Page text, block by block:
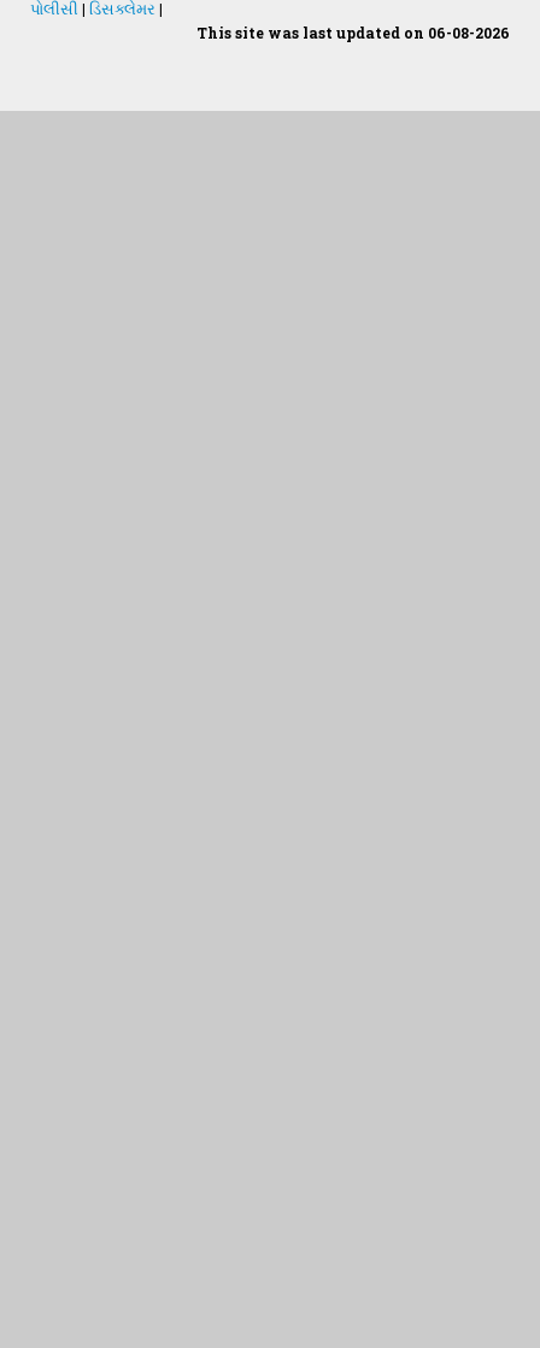
પોલીસી | ડિસક્લેમર |
This site was last updated on 06-08-2026